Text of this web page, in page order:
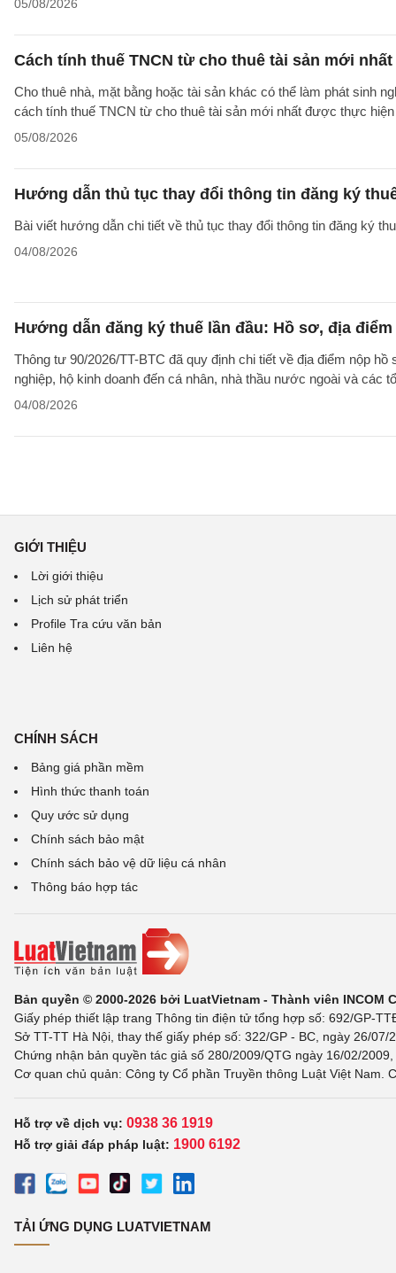
05/08/2026
Cách tính thuế TNCN từ cho thuê tài sản mới nhất
Cho thuê nhà, mặt bằng hoặc tài sản khác có thể làm phát sinh
cách tính thuế TNCN từ cho thuê tài sản mới nhất được thực
05/08/2026
Hướng dẫn thủ tục thay đổi thông tin đăng ký
Bài viết hướng dẫn chi tiết về thủ tục thay đổi thông tin đăng ký
04/08/2026
Hướng dẫn đăng ký thuế lần đầu: Hồ sơ, địa
Thông tư 90/2026/TT-BTC đã quy định chi tiết về địa điểm nộp
nghiệp, hộ kinh doanh đến cá nhân, nhà thầu nước ngoài và các
04/08/2026
GIỚI THIỆU
Lời giới thiệu
Lịch sử phát triển
Profile Tra cứu văn bản
Liên hệ
CHÍNH SÁCH
Bảng giá phần mềm
Hình thức thanh toán
Quy ước sử dụng
Chính sách bảo mật
Chính sách bảo vệ dữ liệu cá nhân
Thông báo hợp tác
Bản quyền © 2000-2026 bởi LuatVietnam - Thành viên INCOM
Giấy phép thiết lập trang Thông tin điện tử tổng hợp số: 692/GP-
Sở TT-TT Hà Nội, thay thế giấy phép số: 322/GP - BC, ngày 26/
Chứng nhận bản quyền tác giả số 280/2009/QTG ngày 16/02/
Cơ quan chủ quản: Công ty Cổ phần Truyền thông Luật Việt Nam.
Hỗ trợ về dịch vụ: 0938 36 1919
Hỗ trợ giải đáp pháp luật: 1900 6192
TẢI ỨNG DỤNG LUATVIETNAM